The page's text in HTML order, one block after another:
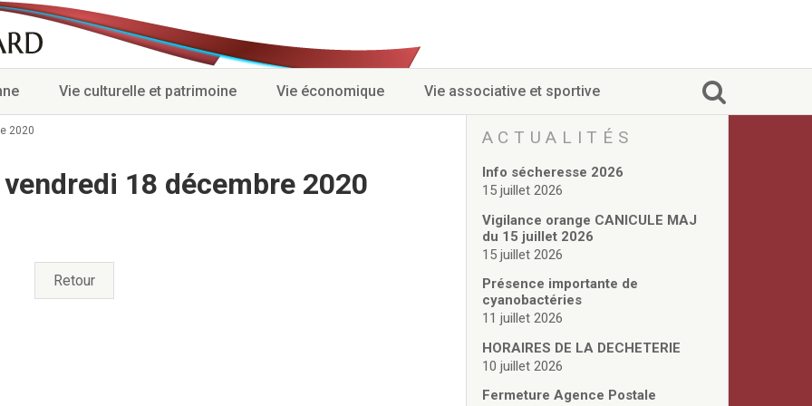
Vie culturelle et patrimoine Vie économique Vie associative et sportive
2020
18 décembre 2020
Retour
ACTUALITÉS
Info sécheresse 2026
15 juillet 2026
Vigilance orange CANICULE MAJ
du 15 juillet 2026
15 juillet 2026
Présence importante de
cyanobactéries
11 juillet 2026
HORAIRES DE LA DECHETERIE
10 juillet 2026
Fermeture Agence Postale